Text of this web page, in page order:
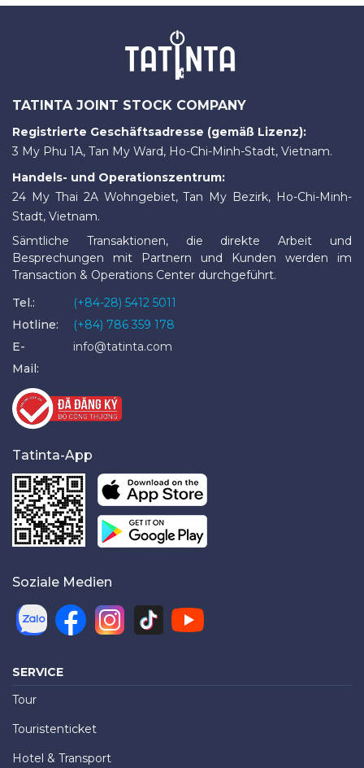
TATINTA JOINT STOCK COMPANY
Registrierte Geschäftsadresse (gemäß Lizenz):
3 My Phu 1A, Tan My Ward, Ho-Chi-Minh-Stadt, Vietnam.
Handels- und Operationszentrum:
24 My Thai 2A Wohngebiet, Tan My Bezirk, Ho-Chi-Minh-
Stadt, Vietnam.
Sämtliche Transaktionen, die direkte Arbeit und
Besprechungen mit Partnern und Kunden werden im
Transaction & Operations Center durchgeführt.
Tel.:
(+84-28) 5412 5011
Hotline:
(+84) 786 359 178
E-
Mail:
info@tatinta.com
Tatinta-App
Soziale Medien
SERVICE
Tour
Touristenticket
Hotel & Transport